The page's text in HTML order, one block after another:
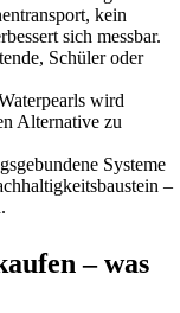
kein
sich messbar.
Schüler oder
wird
Alternative zu
Systeme
–
– was